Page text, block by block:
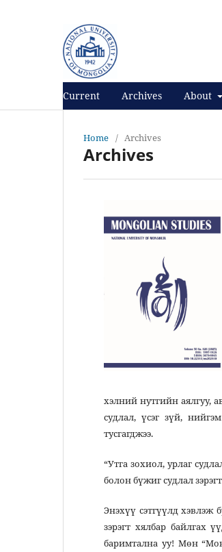
Current Archives About
Home / Archives
Archives
хэлний нутгийн аялгуу,
судлал, үсэг зүй,
тусгагджээ.
“Утга зохиол, урлаг
болон бүжиг судлал
Энэхүү сэтгүүлд хэвлэж
зэрэгт хялбар байлгах
баримтална уу! Мөн